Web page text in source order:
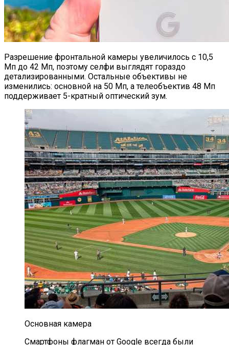
Разрешение фронтальной камеры увеличилось с 10,5
Мп до 42 Мп, поэтому селфи выглядят гораздо
детализированными. Остальные объективы не
изменились: основной на 50 Мп, а телеобъектив 48 Мп
поддерживает 5-кратный оптический зум.
Основная камера
Смартфоны флагман от Google всегда были